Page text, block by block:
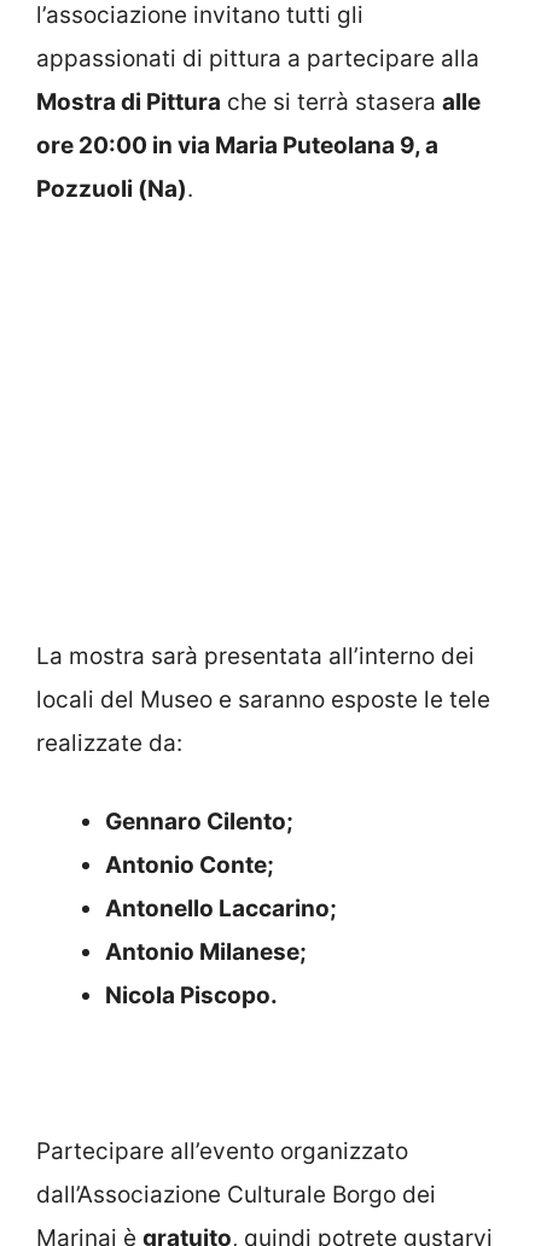
l’associazione invitano tutti gli
appassionati di pittura a partecipare alla
Mostra di Pittura che si terrà stasera alle
ore 20:00 in via Maria Puteolana 9, a
Pozzuoli (Na).
La mostra sarà presentata all’interno dei
locali del Museo e saranno esposte le tele
realizzate da:
Gennaro Cilento;
Antonio Conte;
Antonello Laccarino;
Antonio Milanese;
Nicola Piscopo.
Partecipare all’evento organizzato
dall’Associazione Culturale Borgo dei
Marinai è gratuito, quindi potrete gustarvi